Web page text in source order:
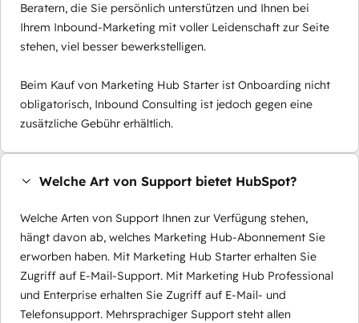
Beratern, die Sie persönlich unterstützen und Ihnen bei
Ihrem Inbound-Marketing mit voller Leidenschaft zur Seite
stehen, viel besser bewerkstelligen.
Beim Kauf von Marketing Hub Starter ist Onboarding nicht
obligatorisch, Inbound Consulting ist jedoch gegen eine
zusätzliche Gebühr erhältlich.
Welche Art von Support bietet HubSpot?
Welche Arten von Support Ihnen zur Verfügung stehen,
hängt davon ab, welches Marketing Hub-Abonnement Sie
erworben haben. Mit Marketing Hub Starter erhalten Sie
Zugriff auf E-Mail-Support. Mit Marketing Hub Professional
und Enterprise erhalten Sie Zugriff auf E-Mail- und
Telefonsupport. Mehrsprachiger Support steht allen